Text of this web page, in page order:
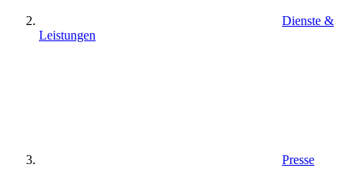
Dienste &
Leistungen
Presse